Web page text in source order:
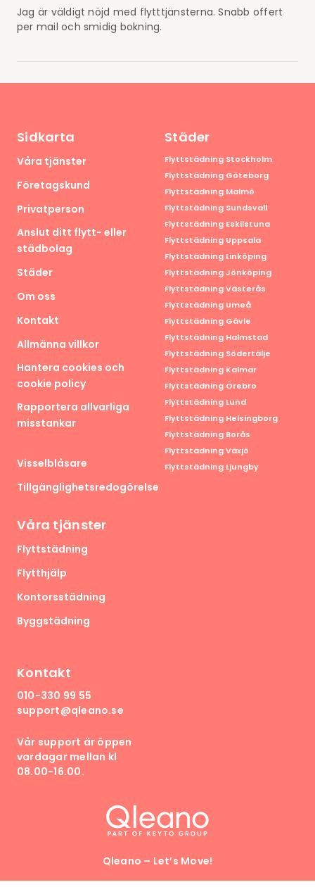
Jag är väldigt nöjd med flytttjänsterna. Snabb offert
per mail och smidig bokning.
Sidkarta
Våra tjänster
Företagskund
Privatperson
Anslut ditt flytt- eller
städbolag
Städer
Om oss
Kontakt
Allmänna villkor
Hantera cookies och
cookie policy
Rapportera allvarliga
misstankar
Visselblåsare
Tillgänglighetsredogörelse
Våra tjänster
Flyttstädning
Flytthjälp
Kontorsstädning
Byggstädning
Städer
Flyttstädning Stockholm
Flyttstädning Göteborg
Flyttstädning Malmö
Flyttstädning Sundsvall
Flyttstädning Eskilstuna
Flyttstädning Uppsala
Flyttstädning Linköping
Flyttstädning Jönköping
Flyttstädning Västerås
Flyttstädning Umeå
Flyttstädning Gävle
Flyttstädning Halmstad
Flyttstädning Södertälje
Flyttstädning Kalmar
Flyttstädning Örebro
Flyttstädning Lund
Flyttstädning Helsingborg
Flyttstädning Borås
Flyttstädning Växjö
Flyttstädning Ljungby
Kontakt
010-330 99 55
support@qleano.se
Vår support är öppen
vardagar mellan kl
08.00-16.00.
Qleano – Let’s Move!